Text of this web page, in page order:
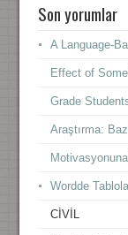
Son yorumlar
A Language-
Effect of
Grade
Araştırma:
Wordde
CİVİL